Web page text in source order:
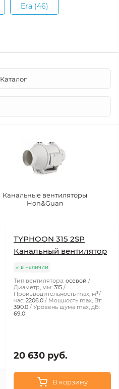
Era (46)
Каталог
Канальные вентиляторы
Hon&Guan
TYPHOON 315 2SP
Канальный вентилятор
в наличии
Тип вентилятора: осевой
Диаметр, мм: 315
Производительность max, м³/
час: 2206.0
Мощность max, Вт:
390.0
Уровень шума max, дБ:
69.0
20 630 руб.
В корзину